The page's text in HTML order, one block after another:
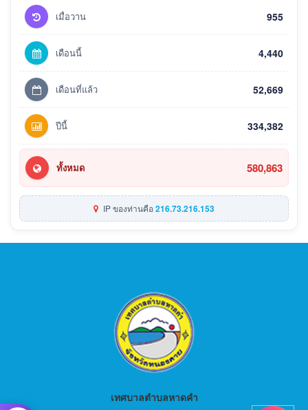
เมื่อวาน 955
เดือนนี้ 4,440
เดือนที่แล้ว 52,669
ปีนี้ 334,382
ทั้งหมด 580,863
IP ของท่านคือ216.73.216.153
เทศบาลตำบลหาดคำ